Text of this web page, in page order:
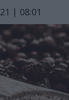
| 08:01